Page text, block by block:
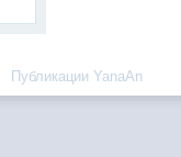
Публикации YanaAn